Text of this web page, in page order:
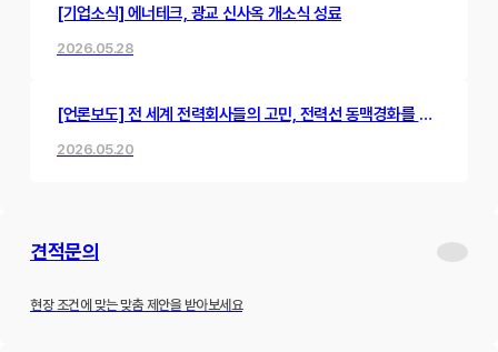
[기업소식] 에너테크, 광교 신사옥 개소식 성료
2026.05.28
[언론보도] 전 세계 전력회사들의 고민, 전력선 동맥경화를 뻥
2026.05.20
견적문의
현장 조건에 맞는 맞춤 제안을 받아보세요